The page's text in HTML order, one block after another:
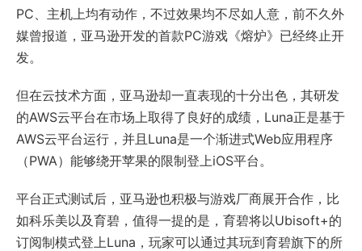
PC、主机上均有动作，不过效果均不尽如人意，前不久外
媒曾报道，亚马逊开发的首款PC游戏《熔炉》已经终止开
发。
但在云技术方面，亚马逊却一直表现的十分出色，其研发
的AWS云平台在市场上取得了良好的成绩，Luna正是基于
AWS云平台运行，并且Luna是一个渐进式Web应用程序
（PWA）能够绕开苹果的限制登上iOS平台。
平台正式测试后，亚马逊也积极与游戏厂商展开合作，比
如科乐美以及育碧，值得一提的是，育碧将以Ubisoft+的
订阅制模式登上Luna，玩家可以通过其玩到育碧旗下的所